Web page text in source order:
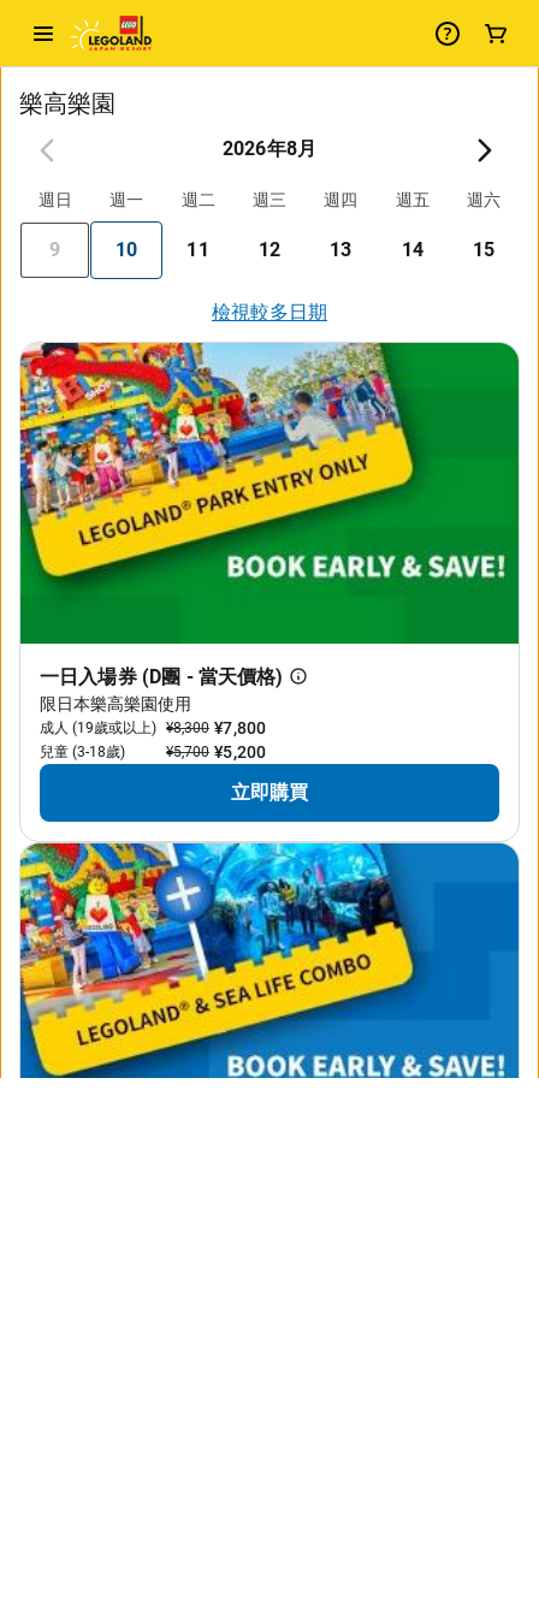
樂高樂園
2026年8月
週日 週一 週二 週三 週四 週五 週六
9 10 11 12 13 14 15
檢視較多日期
一日入場券 (D團 - 當天價格)
限日本樂高樂園使用
成人 (19歲或以上) ¥8,300 ¥7,800
兒童 (3-18歲) ¥5,700 ¥5,200
立即購買